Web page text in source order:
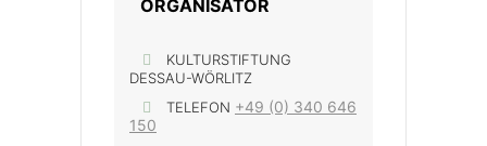
ORGANISATOR
KULTURSTIFTUNG
DESSAU-WÖRLITZ
TELEFON +49 (0) 340 646
150